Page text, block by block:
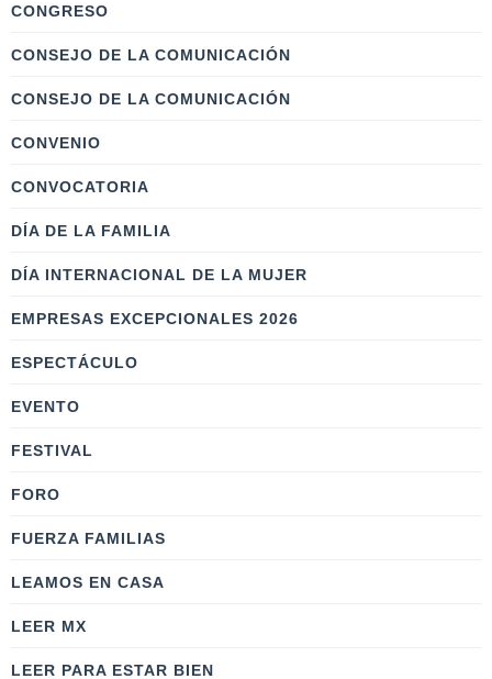
CONGRESO
CONSEJO DE LA COMUNICACIÓN
CONSEJO DE LA COMUNICACIÓN
CONVENIO
CONVOCATORIA
DÍA DE LA FAMILIA
DÍA INTERNACIONAL DE LA MUJER
EMPRESAS EXCEPCIONALES 2026
ESPECTÁCULO
EVENTO
FESTIVAL
FORO
FUERZA FAMILIAS
LEAMOS EN CASA
LEER MX
LEER PARA ESTAR BIEN